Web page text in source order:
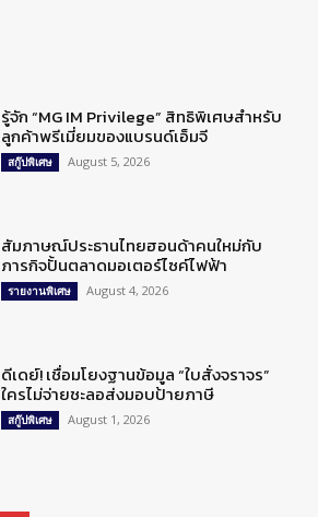
รู้จัก “MG IM Privilege” สิทธิพิเศษสำหรับ
ลูกค้าพรีเมี่ยมของแบรนด์เอ็มจี
สกู๊ปพิเศษ August 5, 2026
สัมภาษณ์ประธานไทยฮอนด้าคนใหม่กับ
ภารกิจปั้นตลาดมอเตอร์ไซค์ไฟฟ้า
รายงานพิเศษ August 4, 2026
ดีเดย์! เชื่อมโยงฐานข้อมูล “ใบสั่งจราจร”
ใครไม่จ่ายชะลอส่งมอบป้ายภาษี
สกู๊ปพิเศษ August 1, 2026